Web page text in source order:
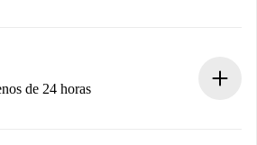
até que o proprietário confirme.
de 24 horas